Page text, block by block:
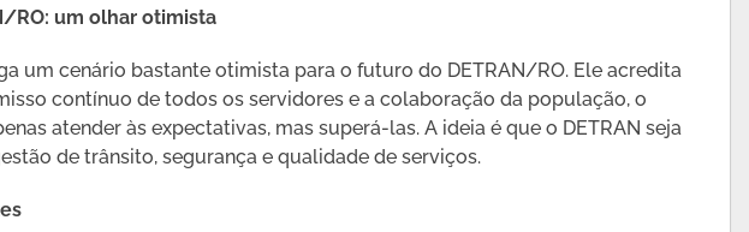
RO: um olhar otimista
um cenário bastante otimista para o futuro do DETRAN/RO. Ele acredita
contínuo de todos os servidores e a colaboração da população, o
atender às expectativas, mas superá-las. A ideia é que o DETRAN seja
de trânsito, segurança e qualidade de serviços.